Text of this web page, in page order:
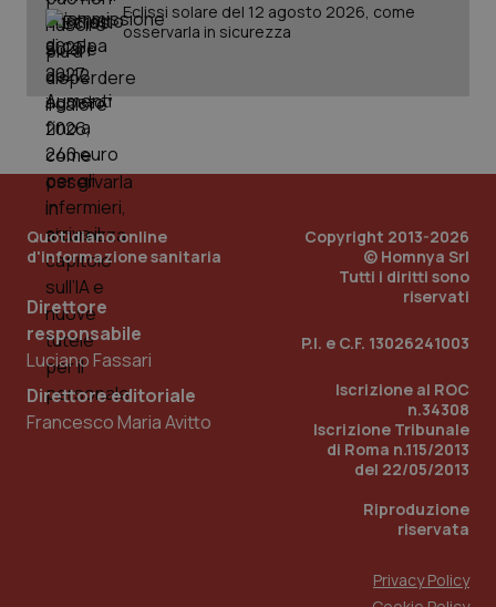
Eclissi solare del 12 agosto 2026, come
osservarla in sicurezza
Quotidiano online
d'informazione sanitaria
Direttore
responsabile
Luciano Fassari
Direttore editoriale
Francesco Maria Avitto
Copyright 2013-2026
© Homnya Srl
Tutti i diritti sono
riservati
P.I. e C.F. 13026241003
Iscrizione al ROC
n.34308
Iscrizione Tribunale
di Roma n.115/2013
del 22/05/2013
Riproduzione
riservata
Privacy Policy
PHP.net
www.quotidianosanita.it